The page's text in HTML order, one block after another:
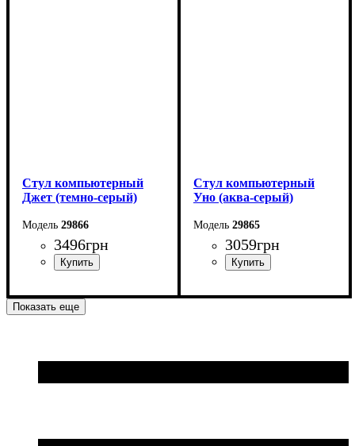
Стул компьютерный
Джет (темно-серый)
29866
3496грн
Стул компьютерный
Уно (аква-серый)
29865
3059грн
Показать еще